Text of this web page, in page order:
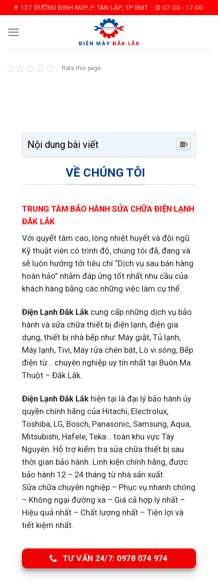
content
127 ĐƯỜNG ĐINH NÚP, P.TÂN LẬP, TP.BMT 07:00 - 17:00
Rate this page
Nội dung bài viết
VỀ CHÚNG TÔI
TRUNG TÂM BẢO HÀNH SỬA CHỮA ĐIỆN LẠNH
ĐẮK LẮK
Với quyết tâm cao, lòng nhiệt huyết và đội ngũ
Kỹ thuật viên có trình độ, chúng tôi đã, đang và
sẽ luôn hướng tới tiêu chí “Dịch vụ sau bán hàng
hoàn hảo” nhằm đáp ứng tốt nhất nhu cầu của
khách hàng bằng các những việc làm cụ thể.
Điện Lạnh Đắk Lắk cung cấp những dịch vụ bảo
hành và sửa chữa thiết bị điện lạnh, điện gia
dụng, thiết bị nhà bếp như: Máy giặt, Tủ lạnh,
Máy lạnh, Tivi, Máy rửa chén bát, Lò vi sóng, Bếp
điện từ… chuyên nghiệp uy tín nhất tại Buôn Ma
Thuột – Đắk Lắk.
Điện Lạnh Đắk Lắk hiện tại là đại lý bảo hành ủy
quyền chính hãng của Hitachi, Electrolux,
Toshiba, LG, Bosch, Panasonic, Samsung, Aqua,
Mitsubishi, Hafele, Teka… toàn khu vực Tây
Nguyên. Hỗ trợ kiểm tra sửa chữa thiết bị sau
thời gian bảo hành. Linh kiện chính hãng, được
bảo hành 12 – 24 tháng từ nhà sản xuất.
Sửa chữa chuyên nghiệp – Phục vụ nhanh chóng
– Không ngại đường xa – Giá cả hợp lý nhất –
Hiệu quả nhất – Chất lượng nhất – Tiện lợi và
tiết kiệm nhất.
TƯ VẤN 24/7: 0978 074 974